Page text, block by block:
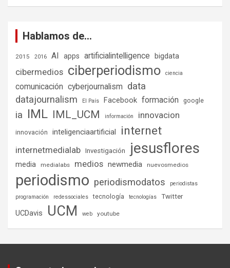
Hablamos de…
2015 2016 AI apps artificialintelligence bigdata
cibermedios ciberperiodismo ciencia
comunicación cyberjournalism data
datajournalism El País Facebook formación google
ia IML IML_UCM información innovacion
innovación inteligenciaartificial internet
internetmedialab Investigación jesusflores
media medialabs medios newmedia nuevosmedios
periodismo periodismodatos
periodistas
programación
redessociales tecnología tecnologías Twitter
UCDavis UCM web youtube